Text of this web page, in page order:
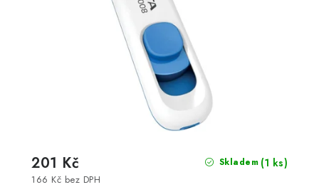
Skladem (1 ks)
166 Kč bez DPH
201 Kč